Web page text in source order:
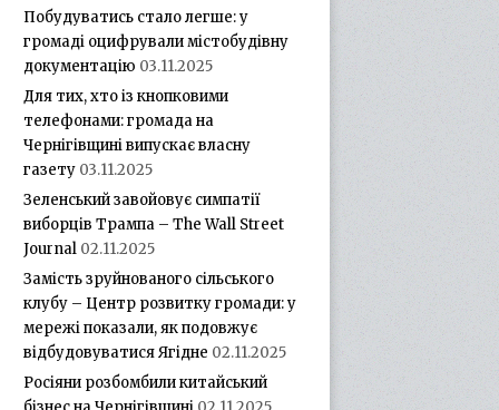
Побудуватись стало легше: у
громаді оцифрували містобудівну
документацію 03.11.2025
Для тих, хто із кнопковими
телефонами: громада на
Чернігівщині випускає власну
газету 03.11.2025
Зеленський завойовує симпатії
виборців Трампа – The Wall Street
Journal 02.11.2025
Замість зруйнованого сільського
клубу – Центр розвитку громади: у
мережі показали, як подовжує
відбудовуватися Ягідне 02.11.2025
Росіяни розбомбили китайський